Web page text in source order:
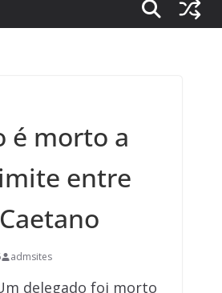
é morto a
entre
admsites
delegado foi morto